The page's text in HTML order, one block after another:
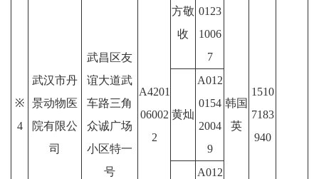
※
4
武汉市丹
景动物医
院有限公
司
武昌区友
谊大道武
车路三角
众诚广场
小区特一
号
A4201
06002
2
方敬
收
0123
1006
7
韩国
英
1510
7183
940
黄灿
A012
0154
2004
9
A012